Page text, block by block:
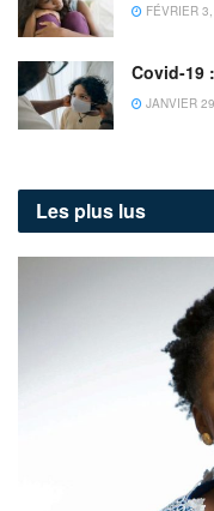
FÉVRIER
Covid-19
JANVIER
Les plus lus